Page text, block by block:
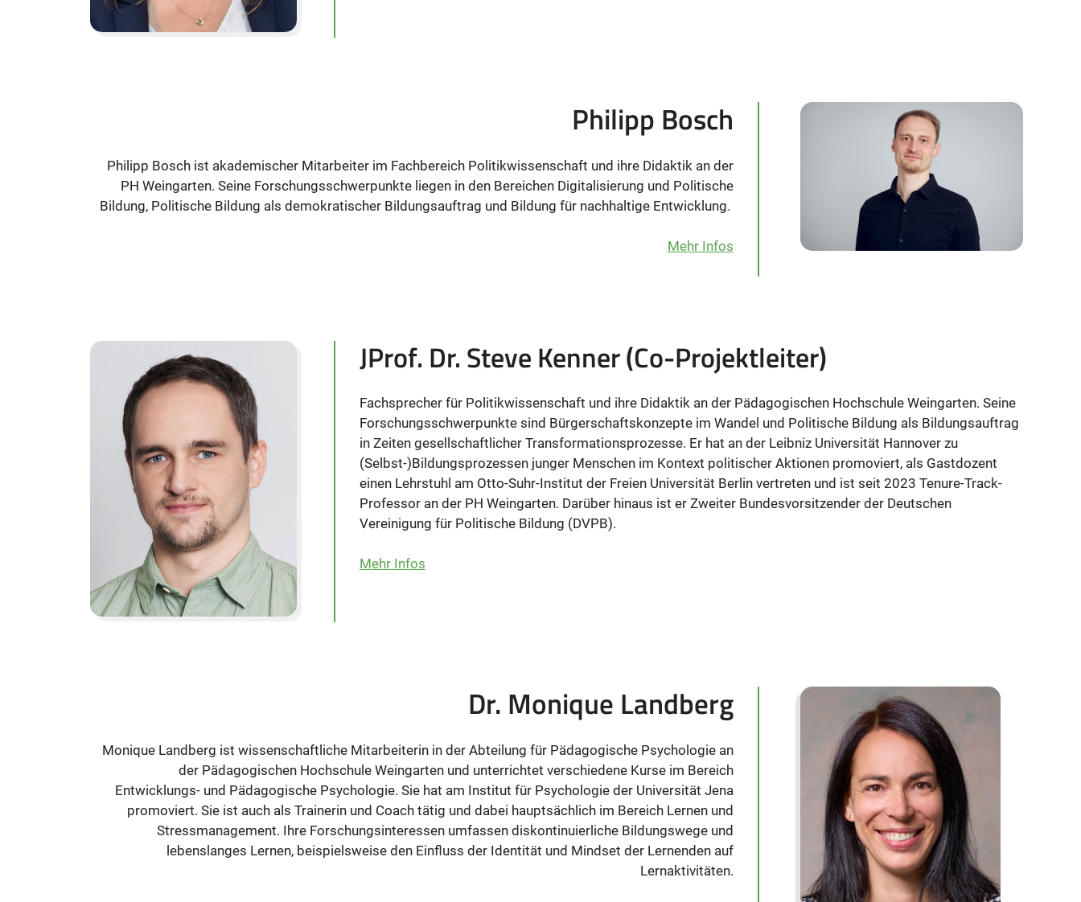
Philipp Bosch
Philipp Bosch ist akademischer Mitarbeiter im Fachbereich Politikwissenschaft und ihre Didaktik an der
PH Weingarten. Seine Forschungsschwerpunkte liegen in den Bereichen Digitalisierung und Politische
Bildung, Politische Bildung als demokratischer Bildungsauftrag und Bildung für nachhaltige Entwicklung.
Mehr Infos
JProf. Dr. Steve Kenner (Co-Projektleiter)
Fachsprecher für Politikwissenschaft und ihre Didaktik an der Pädagogischen Hochschule Weingarten. Seine
Forschungsschwerpunkte sind Bürgerschaftskonzepte im Wandel und Politische Bildung als Bildungsauftrag
in Zeiten gesellschaftlicher Transformationsprozesse. Er hat an der Leibniz Universität Hannover zu
(Selbst-)Bildungsprozessen junger Menschen im Kontext politischer Aktionen promoviert, als Gastdozent
einen Lehrstuhl am Otto-Suhr-Institut der Freien Universität Berlin vertreten und ist seit 2023 Tenure-Track-
Professor an der PH Weingarten. Darüber hinaus ist er Zweiter Bundesvorsitzender der Deutschen
Vereinigung für Politische Bildung (DVPB).
Mehr Infos
Dr. Monique Landberg
Monique Landberg ist wissenschaftliche Mitarbeiterin in der Abteilung für Pädagogische Psychologie an
der Pädagogischen Hochschule Weingarten und unterrichtet verschiedene Kurse im Bereich
Entwicklungs- und Pädagogische Psychologie. Sie hat am Institut für Psychologie der Universität Jena
promoviert. Sie ist auch als Trainerin und Coach tätig und dabei hauptsächlich im Bereich Lernen und
Stressmanagement. Ihre Forschungsinteressen umfassen diskontinuierliche Bildungswege und
lebenslanges Lernen, beispielsweise den Einfluss der Identität und Mindset der Lernenden auf
Lernaktivitäten.